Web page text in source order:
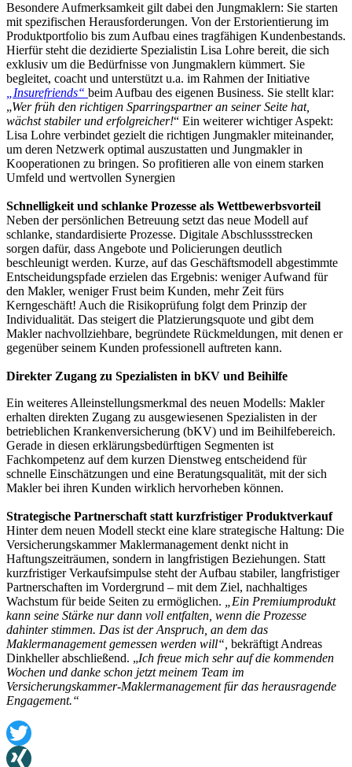
Besondere Aufmerksamkeit gilt dabei den Jungmaklern: Sie starten
mit spezifischen Herausforderungen. Von der Erstorientierung im
Produktportfolio bis zum Aufbau eines tragfähigen Kundenbestands.
Hierfür steht die dezidierte Spezialistin Lisa Lohre bereit, die sich
exklusiv um die Bedürfnisse von Jungmaklern kümmert. Sie
begleitet, coacht und unterstützt u.a. im Rahmen der Initiative
„Insurefriends“ beim Aufbau des eigenen Business. Sie stellt klar:
„Wer früh den richtigen Sparringspartner an seiner Seite hat,
wächst stabiler und erfolgreicher!“ Ein weiterer wichtiger Aspekt:
Lisa Lohre verbindet gezielt die richtigen Jungmakler miteinander,
um deren Netzwerk optimal auszustatten und Jungmakler in
Kooperationen zu bringen. So profitieren alle von einem starken
Umfeld und wertvollen Synergien
Schnelligkeit und schlanke Prozesse als Wettbewerbsvorteil
Neben der persönlichen Betreuung setzt das neue Modell auf
schlanke, standardisierte Prozesse. Digitale Abschlussstrecken
sorgen dafür, dass Angebote und Policierungen deutlich
beschleunigt werden. Kurze, auf das Geschäftsmodell abgestimmte
Entscheidungspfade erzielen das Ergebnis: weniger Aufwand für
den Makler, weniger Frust beim Kunden, mehr Zeit fürs
Kerngeschäft! Auch die Risikoprüfung folgt dem Prinzip der
Individualität. Das steigert die Platzierungsquote und gibt dem
Makler nachvollziehbare, begründete Rückmeldungen, mit denen er
gegenüber seinem Kunden professionell auftreten kann.
Direkter Zugang zu Spezialisten in bKV und Beihilfe
Ein weiteres Alleinstellungsmerkmal des neuen Modells: Makler
erhalten direkten Zugang zu ausgewiesenen Spezialisten in der
betrieblichen Krankenversicherung (bKV) und im Beihilfebereich.
Gerade in diesen erklärungsbedürftigen Segmenten ist
Fachkompetenz auf dem kurzen Dienstweg entscheidend für
schnelle Einschätzungen und eine Beratungsqualität, mit der sich
Makler bei ihren Kunden wirklich hervorheben können.
Strategische Partnerschaft statt kurzfristiger Produktverkauf
Hinter dem neuen Modell steckt eine klare strategische Haltung: Die
Versicherungskammer Maklermanagement denkt nicht in
Haftungszeiträumen, sondern in langfristigen Beziehungen. Statt
kurzfristiger Verkaufsimpulse steht der Aufbau stabiler, langfristiger
Partnerschaften im Vordergrund – mit dem Ziel, nachhaltiges
Wachstum für beide Seiten zu ermöglichen. „Ein Premiumprodukt
kann seine Stärke nur dann voll entfalten, wenn die Prozesse
dahinter stimmen. Das ist der Anspruch, an dem das
Maklermanagement gemessen werden will“, bekräftigt Andreas
Dinkheller abschließend. „Ich freue mich sehr auf die kommenden
Wochen und danke schon jetzt meinem Team im
Versicherungskammer-Maklermanagement für das herausragende
Engagement.“
Twitter